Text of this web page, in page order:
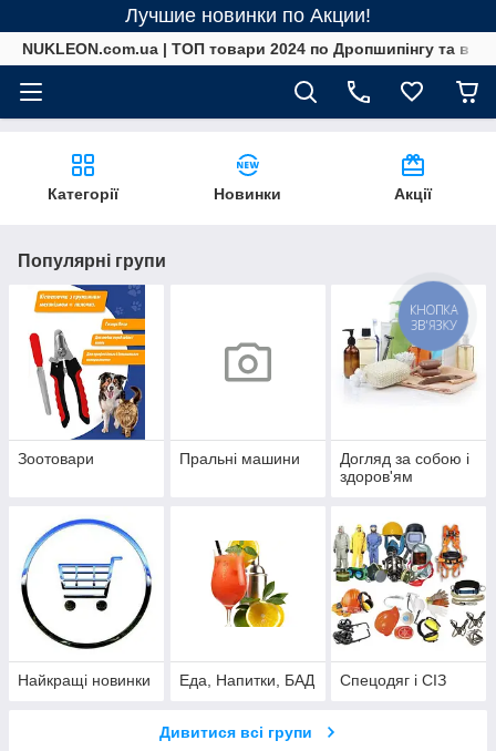
Лучшие новинки по Акции!
NUKLEON.com.ua | ТОП товари 2024 по Дропшипінгу та в
Категорії Новинки Акції
Популярні групи
Зоотовари Пральні машини
Догляд за собою і
здоров'ям
Найкращі новинки Еда, Напитки, БАД Спецодяг і СІЗ
Дивитися всі групи
КНОПКА
ЗВ'ЯЗКУ